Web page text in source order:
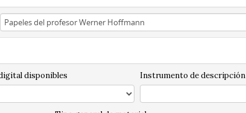
disponibles Instrumento de descripción